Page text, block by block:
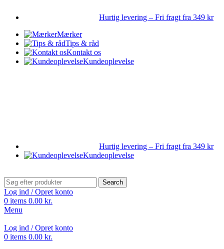
Hurtig levering – Fri fragt fra 349 kr
Mærker
Tips & råd
Kontakt os
Kundeoplevelse
Hurtig levering – Fri fragt fra 349 kr
Kundeoplevelse
Search
Log ind / Opret konto
0 items 0.00 kr.
Menu
Log ind / Opret konto
0 items 0.00 kr.